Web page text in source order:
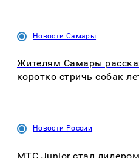
Новости Самары
Жителям Самары
коротко стричь собак
Новости России
МТС Junior стал